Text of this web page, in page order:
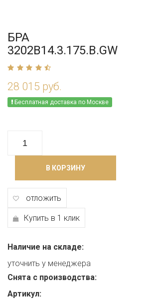
БРА
3202B14.3.175.B.GW
28 015 руб.
Бесплатная доставка по Москве
В КОРЗИНУ
отложить
Купить в 1 клик
Наличие на складе:
уточнить у менеджера
Снята с производства:
Артикул: